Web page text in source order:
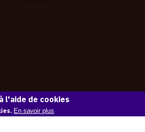
l'aide de cookies
En savoir plus